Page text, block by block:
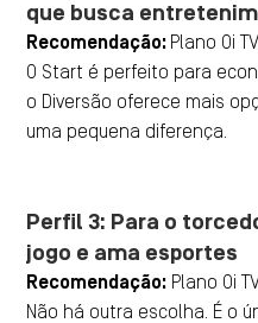
que busca
Recomendação: Plano Oi
O Start é perfeito para
o Diversão oferece mais
uma pequena diferença.
Perfil 3: Para o
jogo e ama esportes
Recomendação: Plano Oi
Não há outra escolha. É o